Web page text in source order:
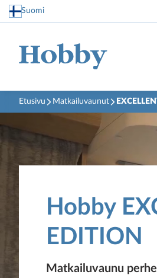
Suomi
Etusivu Matkailuvaunut
Hobby
EDITION
Matkailuvaunu